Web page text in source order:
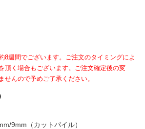
8週間でございます。ご注文のタイミングによ
頂く場合もございます。ご注文確定後の変
せんので予めご了承ください。
9mm（カットパイル）